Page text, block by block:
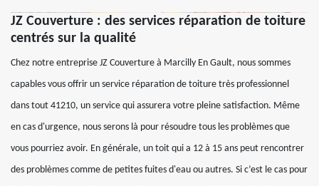
JZ Couverture : des services réparation de toiture
centrés sur la qualité
Chez notre entreprise JZ Couverture à Marcilly En Gault, nous sommes
capables vous offrir un service réparation de toiture très professionnel
dans tout 41210, un service qui assurera votre pleine satisfaction. Même
en cas d'urgence, nous serons là pour résoudre tous les problèmes que
vous pourriez avoir. En générale, un toit qui a 12 à 15 ans peut rencontrer
des problèmes comme de petites fuites d'eau ou autres. Si c’est le cas pour